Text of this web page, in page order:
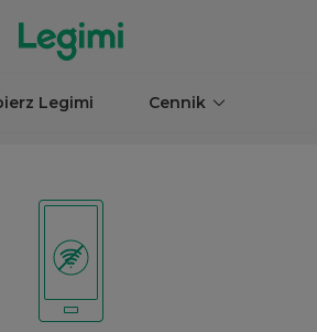
Legimi Cennik